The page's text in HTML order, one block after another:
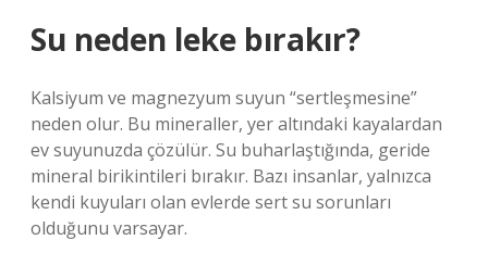
Su neden leke bırakır?
Kalsiyum ve magnezyum suyun “sertleşmesine”
neden olur. Bu mineraller, yer altındaki kayalardan
ev suyunuzda çözülür. Su buharlaştığında, geride
mineral birikintileri bırakır. Bazı insanlar, yalnızca
kendi kuyuları olan evlerde sert su sorunları
olduğunu varsayar.